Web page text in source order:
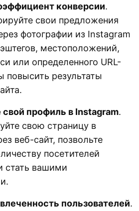
конверсии.
свои предложения
фотографии из Instagram
местоположений,
или определенного URL-
повысить результаты
свой профиль в Instagram.
свою страницу в
веб-сайт, позвольте
посетителей
стать вашими
пользователей.